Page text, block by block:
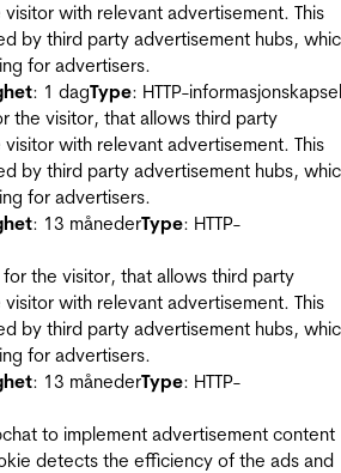
with relevant advertisement. This
by third party advertisement hubs,
for advertisers.
: 1 dagType: HTTP-informasjonskapsel
the visitor, that allows third party
with relevant advertisement. This
by third party advertisement hubs,
for advertisers.
: 13 månederType: HTTP-
for the visitor, that allows third party
with relevant advertisement. This
by third party advertisement hubs,
for advertisers.
: 13 månederType: HTTP-
to implement advertisement content
detects the efficiency of the ads and